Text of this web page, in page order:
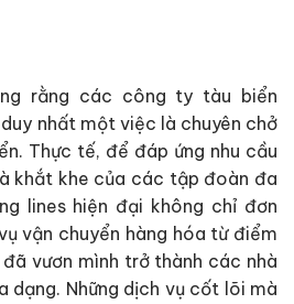
rằng các công ty tàu biển
nhất một việc là chuyên chở
Thực tế, để đáp ứng nhu cầu
khắt khe của các tập đoàn đa
lines hiện đại không chỉ đơn
vận chuyển hàng hóa từ điểm
vươn mình trở thành các nhà
dạng. Những dịch vụ cốt lõi mà